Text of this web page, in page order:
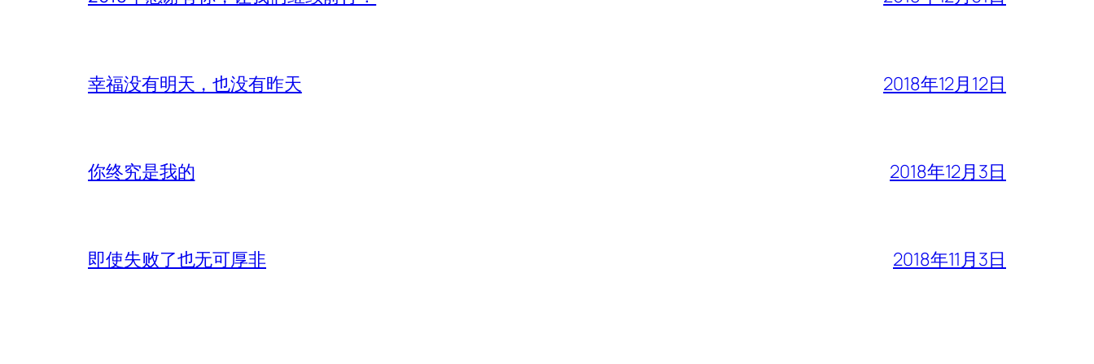
幸福没有明天，也没有昨天 2018年12月12日
你终究是我的 2018年12月3日
即使失败了也无可厚非 2018年11月3日